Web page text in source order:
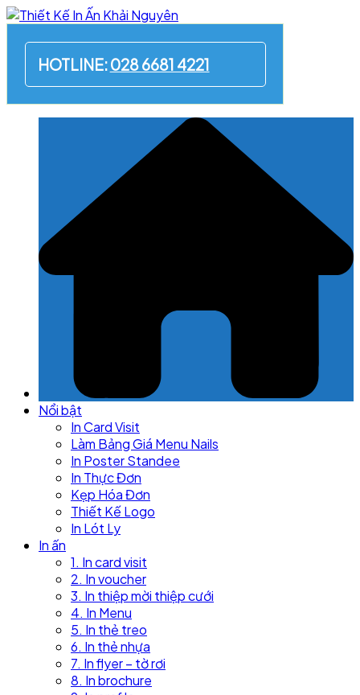
Skip
content
HOTLINE:028 6681 4221
Nổi bật
In Card Visit
Làm Bảng Giá Menu Nails
In Poster Standee
In Thực Đơn
Kẹp Hóa Đơn
Thiết Kế Logo
In Lót Ly
In ấn
1. In card visit
2. In voucher
3. In thiệp mời thiệp cưới
4. In Menu
5. In thẻ treo
6. In thẻ nhựa
7. In flyer – tờ rơi
8. In brochure